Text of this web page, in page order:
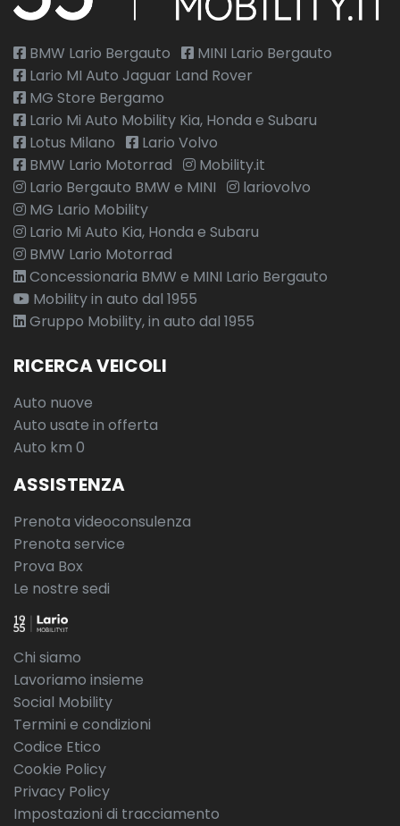
BMW Lario Bergauto
MINI Lario Bergauto
Lario MI Auto Jaguar Land Rover
MG Store Bergamo
Lario Mi Auto Mobility Kia, Honda e Subaru
Lotus Milano
Lario Volvo
BMW Lario Motorrad
Mobility.it
Lario Bergauto BMW e MINI
lariovolvo
MG Lario Mobility
Lario Mi Auto Kia, Honda e Subaru
BMW Lario Motorrad
Concessionaria BMW e MINI Lario Bergauto
Mobility in auto dal 1955
Gruppo Mobility, in auto dal 1955
RICERCA VEICOLI
Auto nuove
Auto usate in offerta
Auto km 0
ASSISTENZA
Prenota videoconsulenza
Prenota service
Prova Box
Le nostre sedi
Chi siamo
Lavoriamo insieme
Social Mobility
Termini e condizioni
Codice Etico
Cookie Policy
Privacy Policy
Impostazioni di tracciamento